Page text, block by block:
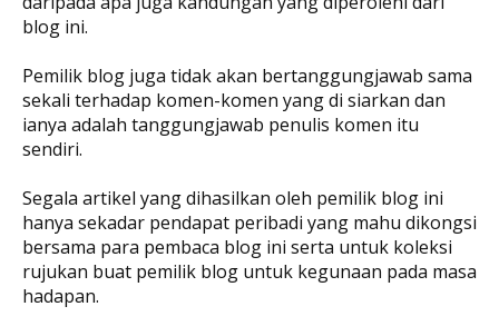
blog ini.
Pemilik blog juga tidak akan bertanggungjawab sama
sekali terhadap komen-komen yang di siarkan dan
ianya adalah tanggungjawab penulis komen itu
sendiri.
Segala artikel yang dihasilkan oleh pemilik blog ini
hanya sekadar pendapat peribadi yang mahu dikongsi
bersama para pembaca blog ini serta untuk koleksi
rujukan buat pemilik blog untuk kegunaan pada masa
hadapan.